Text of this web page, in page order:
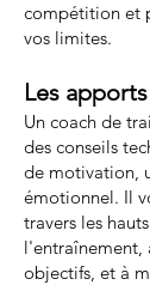
compétition et
vos limites.
Les
Un coach de
des conseils
de motivation,
émotionnel. Il
travers les
l'entraînement,
objectifs, et à